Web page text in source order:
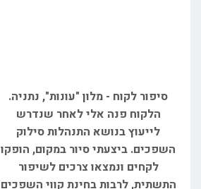
סיפור לקוח - מלון "עונות", נתניה.
הלקוח פנה אלי לאחר שנדרש
לייעוץ בנושא התנהלות סילוק
השפכים. ביצעתי סיור במקום, הופקו
לקחים ונמצאו צרכים לשיפור
התשתית, לרבות בחינת קווי השפכים